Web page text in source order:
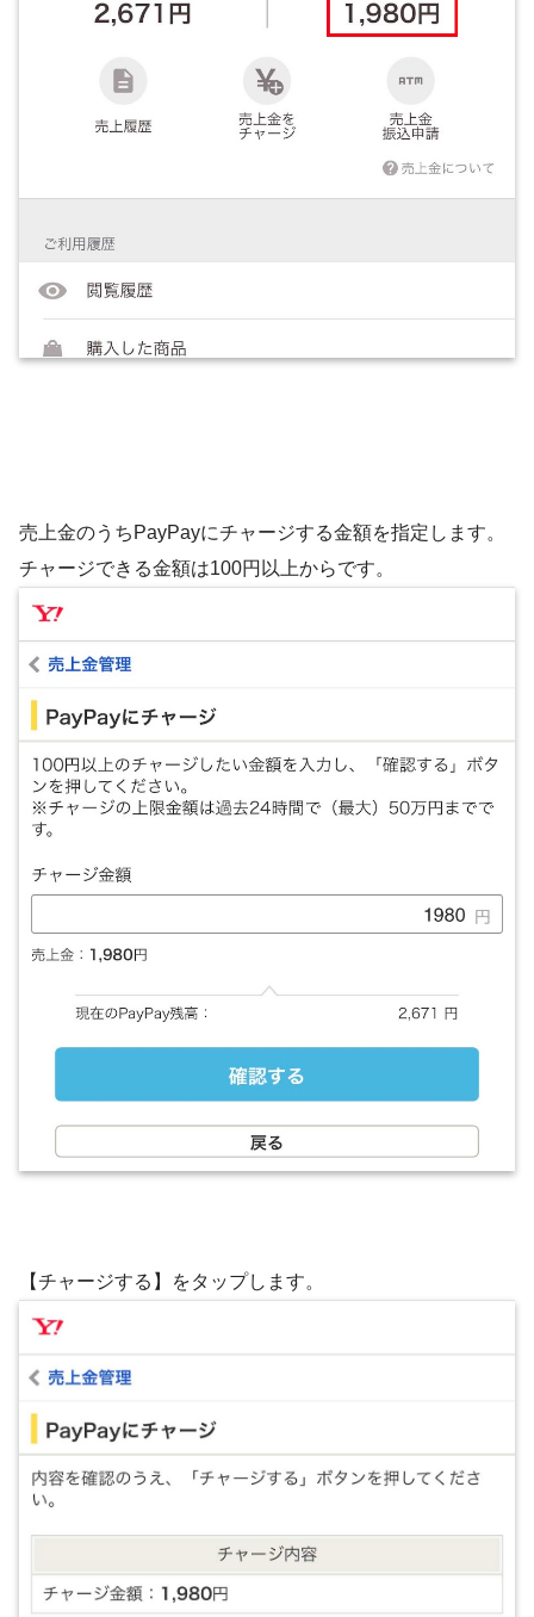
売上金のうちPayPayにチャージする金額を指定します。
チャージできる金額は100円以上からです。
【チャージする】をタップします。